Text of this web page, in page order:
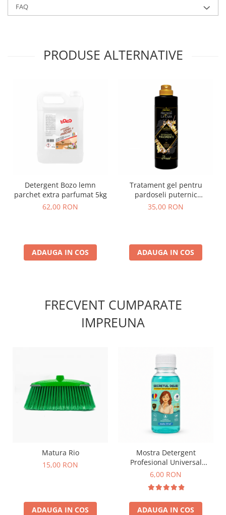
FAQ
PRODUSE ALTERNATIVE
Detergent Bozo lemn
parchet extra parfumat 5kg
62,00 RON
ADAUGA IN COS
Tratament gel pentru
pardoseli puternic
parfumat, Brasil 750ml
35,00 RON
ADAUGA IN COS
FRECVENT CUMPARATE
IMPREUNA
Matura Rio
15,00 RON
ADAUGA IN COS
Mostra Detergent
Profesional Universal
Secretul Deliei 100 ml
6,00 RON
ADAUGA IN COS